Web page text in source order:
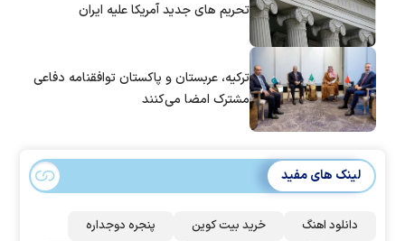
تحریم های جدید آمریکا علیه ایران
ترکیه، عربستان و پاکستان توافقنامه دفاعی
مشترک امضا می‌کنند
لینک های مفید
دانلود اهنگ خرید بیت کوین
پنجره دوجداره